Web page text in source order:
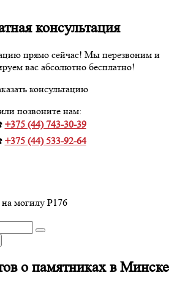
консультация
прямо сейчас! Мы перезвоним и
вас абсолютно бесплатно!
консультацию
позвоните нам:
+375 (44) 743-30-39
+375 (44) 533-92-64
могилу Р176
о памятниках в Минске